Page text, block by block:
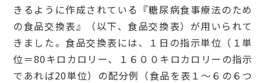
きるように作成されている『糖尿病食事療法のため
の食品交換表』（以下、食品交換表）が用いられて
きました。食品交換表には、１日の指示単位（１単
位＝80キロカロリー、１６００キロカロリーの指示
であれば20単位）の配分例（食品を表１〜６の６つ